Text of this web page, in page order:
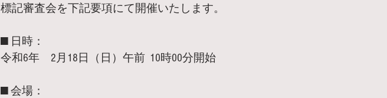
標記審査会を下記要項にて開催いたします。
■ 日時：
令和6年　2月18日（日）午前  10時00分開始
■ 会場：